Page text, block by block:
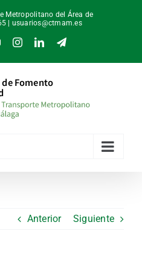
Metropolitano del Área de
| usuarios@ctmam.es
YouTubeInstagramLinkedInTelegram
Anterior Siguiente